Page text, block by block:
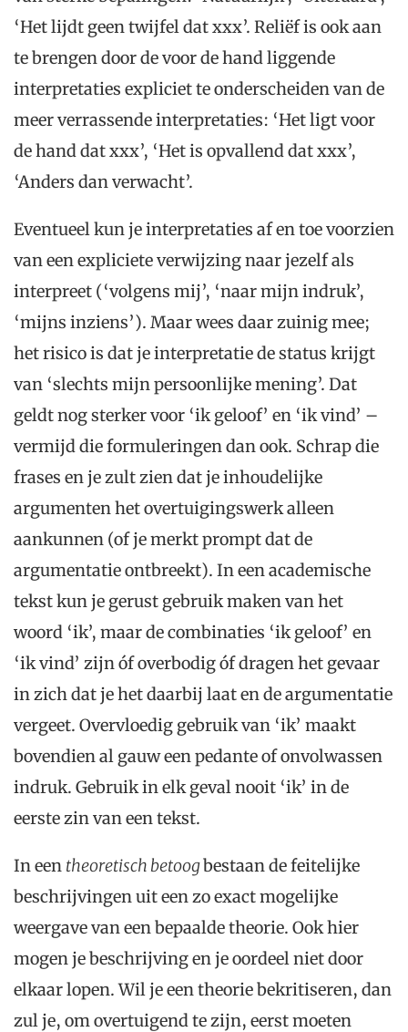
‘Het lijdt geen twijfel dat xxx’. Reliëf is ook aan
te brengen door de voor de hand liggende
interpretaties expliciet te onderscheiden van de
meer verrassende interpretaties: ‘Het ligt voor
de hand dat xxx’, ‘Het is opvallend dat xxx’,
‘Anders dan verwacht’.
Eventueel kun je interpretaties af en toe voorzien
van een expliciete verwijzing naar jezelf als
interpreet (‘volgens mij’, ‘naar mijn indruk’,
‘mijns inziens’). Maar wees daar zuinig mee;
het risico is dat je interpretatie de status krijgt
van ‘slechts mijn persoonlijke mening’. Dat
geldt nog sterker voor ‘ik geloof’ en ‘ik vind’ –
vermijd die formuleringen dan ook. Schrap die
frases en je zult zien dat je inhoudelijke
argumenten het overtuigingswerk alleen
aankunnen (of je merkt prompt dat de
argumentatie ontbreekt). In een academische
tekst kun je gerust gebruik maken van het
woord ‘ik’, maar de combinaties ‘ik geloof’ en
‘ik vind’ zijn óf overbodig óf dragen het gevaar
in zich dat je het daarbij laat en de argumentatie
vergeet. Overvloedig gebruik van ‘ik’ maakt
bovendien al gauw een pedante of onvolwassen
indruk. Gebruik in elk geval nooit ‘ik’ in de
eerste zin van een tekst.
In een theoretisch betoogbestaan de feitelijke
beschrijvingen uit een zo exact mogelijke
weergave van een bepaalde theorie. Ook hier
mogen je beschrijving en je oordeel niet door
elkaar lopen. Wil je een theorie bekritiseren, dan
zul je, om overtuigend te zijn, eerst moeten